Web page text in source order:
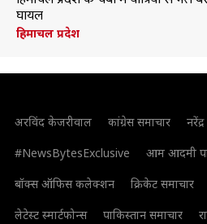
घायल
हिमाचल प्रदेश
अरविंद केजरीवाल कांग्रेस समाचार
#NewsBytesExclusive
आम आदमी
बॉक्स ऑफिस कलेक्शन
क्रिकेट समाचार
लेटेस्ट स्मार्टफोन्स
पाकिस्तान समाचार